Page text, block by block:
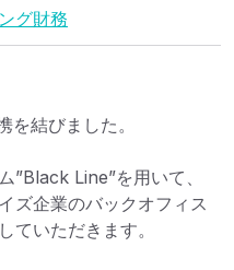
グ財務
結びました。
”Black Line”を用いて、
ズ企業のバックオフィス
ていただきます。